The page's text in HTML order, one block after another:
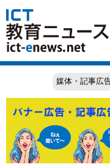
媒体・記事広